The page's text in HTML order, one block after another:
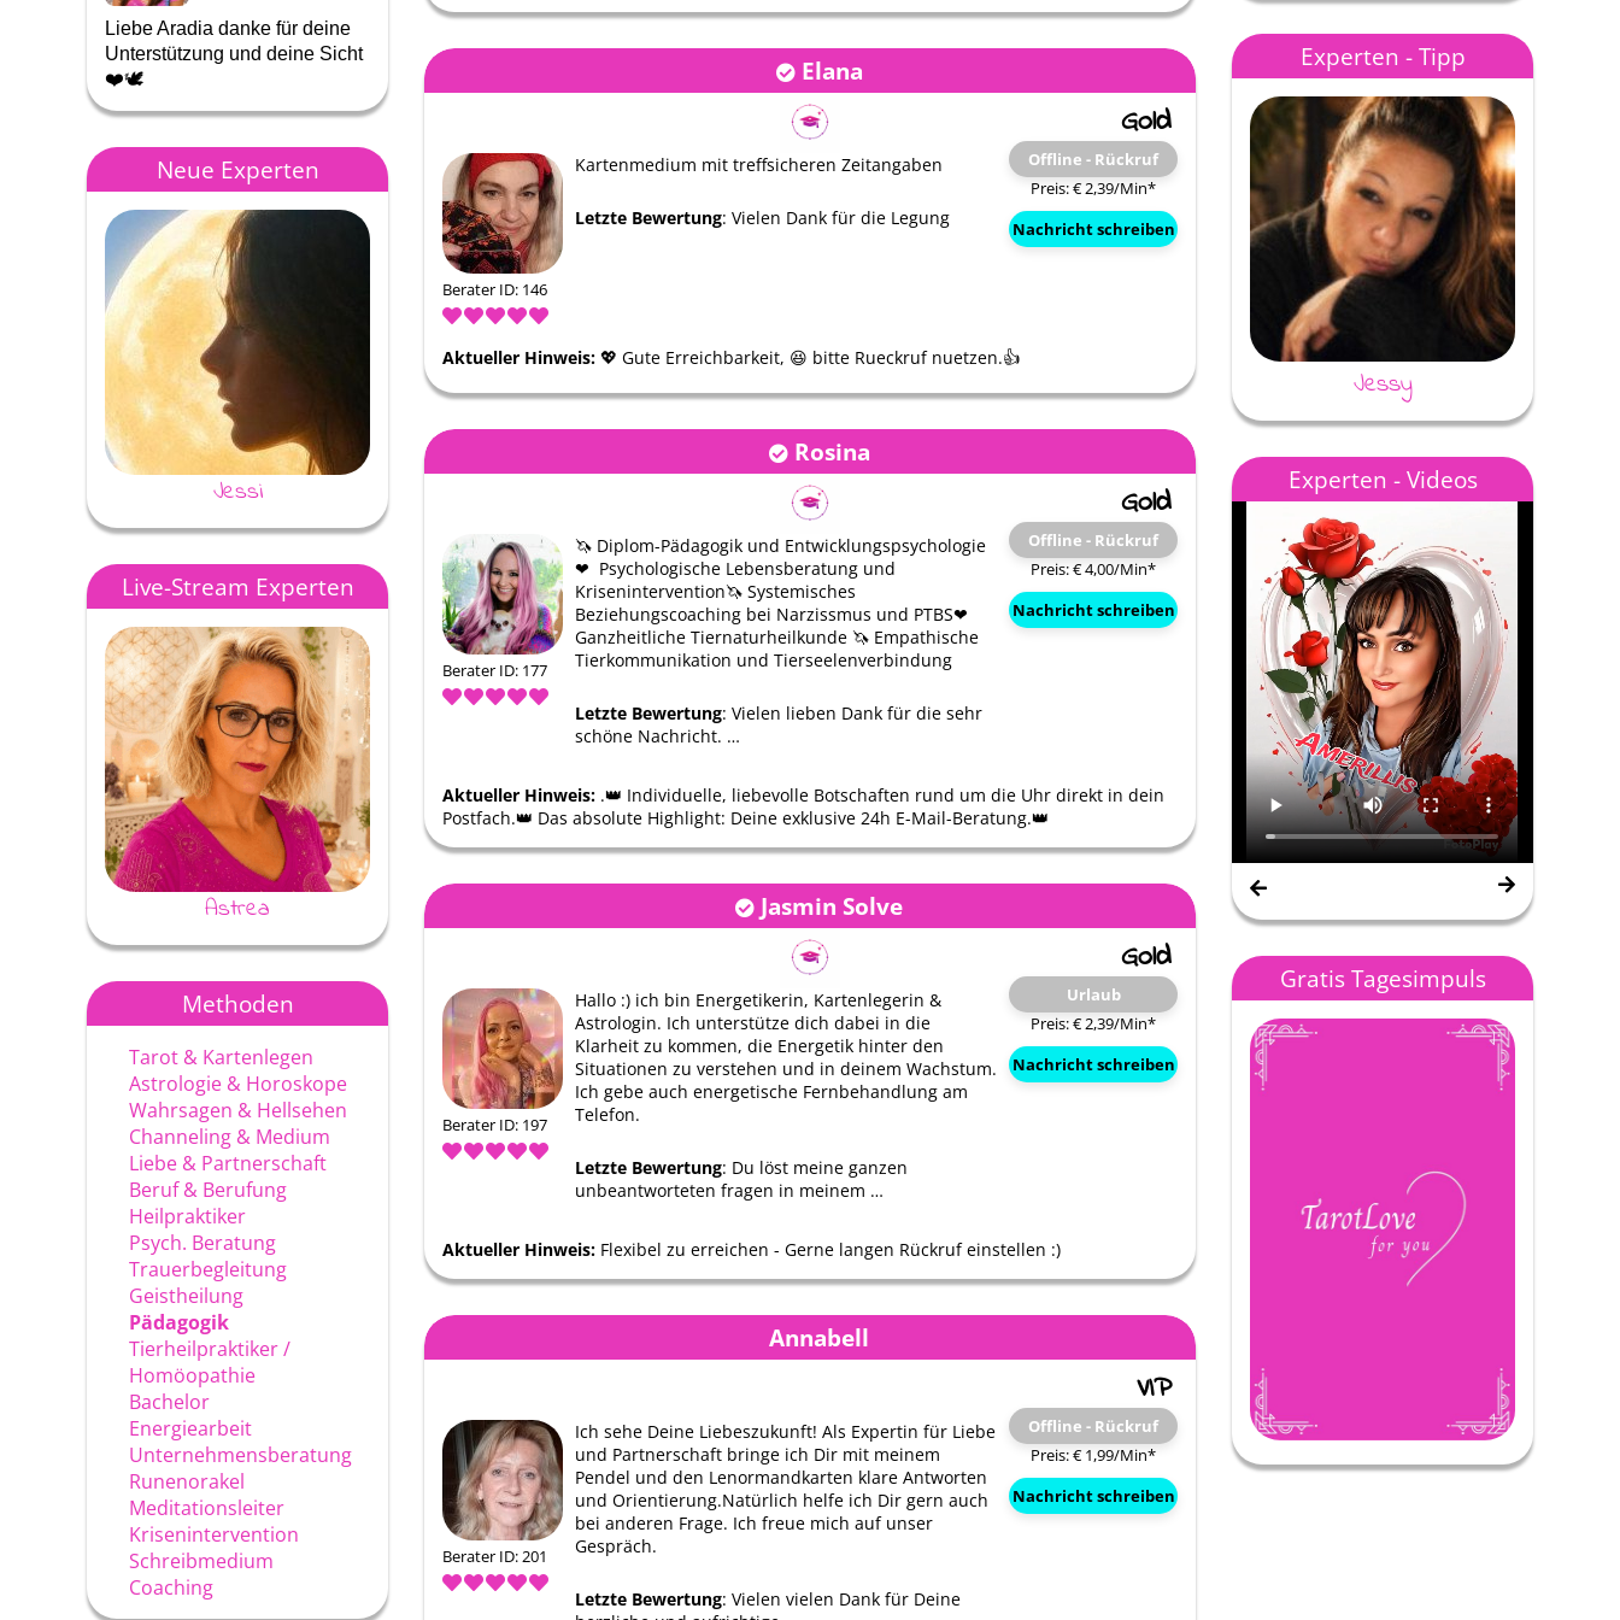
Liebe Aradia danke für deine
Unterstützung und deine Sicht
❤️🕊️
auf Erden 💕💕💕
alles du bist die beste egal
wann man mit dir r…
Voraussage bezüglich des
Ich mag einfach so so Deine
Art. Danke für ALLES …
Aber sowas von
Öfter mal anders als
Neue Experten
Jessi Nannas Zauberwelten Jessy Melrun80
Live-Stream Experten
Astrea Alina del Sol Nana Gipsy Spirit
Methoden
Tarot & Kartenlegen
Astrologie & Horoskope
Wahrsagen & Hellsehen
Channeling & Medium
Liebe & Partnerschaft
Beruf & Berufung
Heilpraktiker
Psych. Beratung
Trauerbegleitung
Geistheilung
Pädagogik
Tierheilpraktiker /
Homöopathie
Bachelor
Energiearbeit
Unternehmensberatung
Runenorakel
Meditationsleiter
Krisenintervention
Schreibmedium
Coaching
Elana
Berater ID: 146
Kartenmedium mit treffsicheren Zeitangaben
Letzte Bewertung: Vielen Dank für die Legung
Offline - Rückruf
Preis: € 2,39/Min*
Nachricht schreiben
Aktueller Hinweis: 💖 Gute Erreichbarkeit, 😆 bitte Rueckruf nuetzen.👍
Rosina
Berater ID: 177
🦄 Diplom-Pädagogik und Entwicklungspsychologie
❤ ️ Psychologische Lebensberatung und
Krisenintervention🦄 Systemisches
Beziehungscoaching bei Narzissmus und PTBS❤ ️
Ganzheitliche Tiernaturheilkunde 🦄 Empathische
Tierkommunikation und Tierseelenverbindung
Letzte Bewertung: Vielen lieben Dank für die sehr
schöne Nachricht. …
Offline - Rückruf
Preis: € 4,00/Min*
Nachricht schreiben
Aktueller Hinweis: .👑 Individuelle, liebevolle Botschaften rund um die Uhr direkt in dein
Postfach.👑 Das absolute Highlight: Deine exklusive 24h E-Mail-Beratung.👑
Jasmin Solve
Berater ID: 197
Hallo :) ich bin Energetikerin, Kartenlegerin &
Astrologin. Ich unterstütze dich dabei in die
Klarheit zu kommen, die Energetik hinter den
Situationen zu verstehen und in deinem Wachstum.
Ich gebe auch energetische Fernbehandlung am
Telefon.
Letzte Bewertung: Du löst meine ganzen
unbeantworteten fragen in meinem …
Urlaub
Preis: € 2,39/Min*
Nachricht schreiben
Aktueller Hinweis: Flexibel zu erreichen - Gerne langen Rückruf einstellen :)
Annabell
Berater ID: 201
Ich sehe Deine Liebeszukunft! Als Expertin für Liebe
und Partnerschaft bringe ich Dir mit meinem
Pendel und den Lenormandkarten klare Antworten
und Orientierung.Natürlich helfe ich Dir gern auch
bei anderen Frage. Ich freue mich auf unser
Gespräch.
Letzte Bewertung: Vielen vielen Dank für Deine
Offline - Rückruf
Preis: € 1,99/Min*
Nachricht schreiben
Experten - Tipp
Jessy
Experten - Videos
Gratis Tagesimpuls